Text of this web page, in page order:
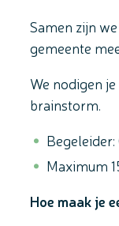
Samen zijn
gemeente
We nodigen
brainstorm.
Maximum
Hoe maak je